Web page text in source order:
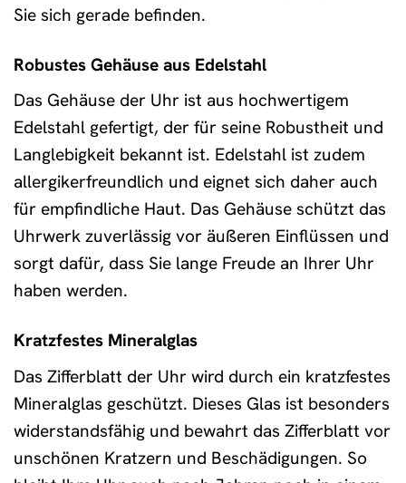
Sie sich gerade befinden.
Robustes Gehäuse aus Edelstahl
Das Gehäuse der Uhr ist aus hochwertigem
Edelstahl gefertigt, der für seine Robustheit und
Langlebigkeit bekannt ist. Edelstahl ist zudem
allergikerfreundlich und eignet sich daher auch
für empfindliche Haut. Das Gehäuse schützt das
Uhrwerk zuverlässig vor äußeren Einflüssen und
sorgt dafür, dass Sie lange Freude an Ihrer Uhr
haben werden.
Kratzfestes Mineralglas
Das Zifferblatt der Uhr wird durch ein kratzfestes
Mineralglas geschützt. Dieses Glas ist besonders
widerstandsfähig und bewahrt das Zifferblatt vor
unschönen Kratzern und Beschädigungen. So